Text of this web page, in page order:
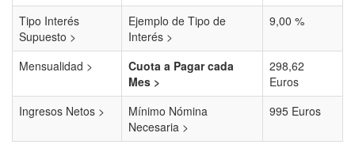
Tipo Interés
Supuesto >
Ejemplo de Tipo de
Interés >
9,00 %
Mensualidad >
Cuota a Pagar cada
Mes >
298,62
Euros
Ingresos Netos >
Mínimo Nómina
Necesaria >
995 Euros